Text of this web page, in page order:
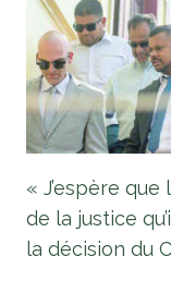
« J’espère
de la justice
la décision du